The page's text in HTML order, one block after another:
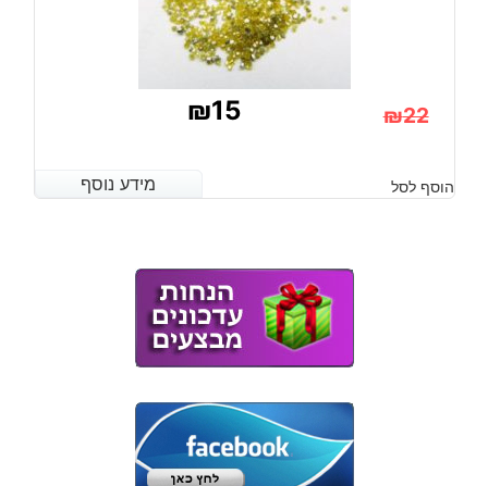
₪22
המקורי
₪15
הנוכחי
מידע נוסף הוסף לסל מידע נוסף